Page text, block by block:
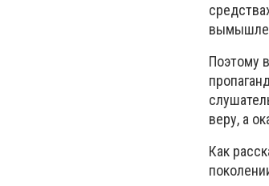
Поэтому
веру, а
Как